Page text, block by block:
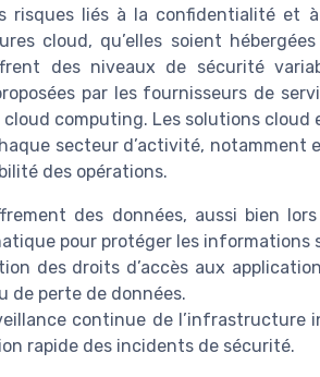
risques liés à la confidentialité et
cloud, qu’elles soient
des niveaux de sécurité
par les fournisseurs de
cloud computing. Les solutions
secteur d’activité, notamment
des opérations.
des données, aussi bien
pour protéger les informations
des droits d’accès aux
de perte de données.
continue de
rapide des incidents de sécurité.